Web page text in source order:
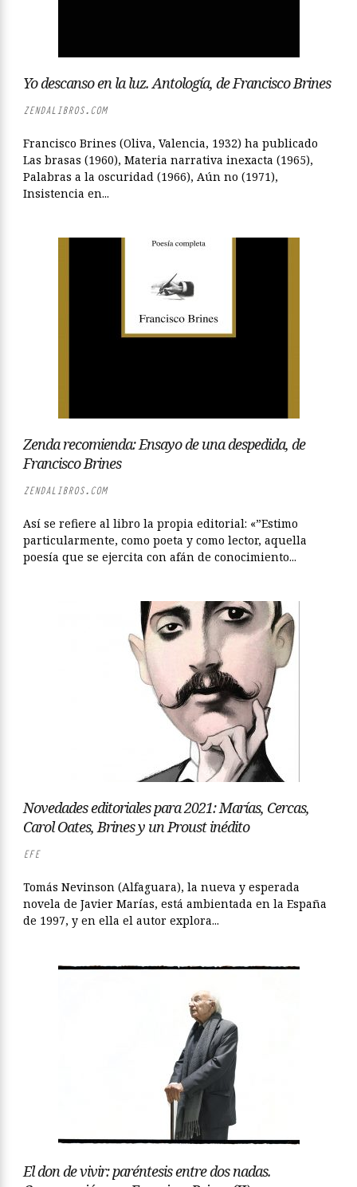
Yo descanso en la luz. Antología, de Francisco Brines
ZENDALIBROS.COM
Francisco Brines (Oliva, Valencia, 1932) ha publicado
Las brasas (1960), Materia narrativa inexacta (1965),
Palabras a la oscuridad (1966), Aún no (1971),
Insistencia en...
Zenda recomienda: Ensayo de una despedida, de
Francisco Brines
ZENDALIBROS.COM
Así se refiere al libro la propia editorial: «”Estimo
particularmente, como poeta y como lector, aquella
poesía que se ejercita con afán de conocimiento...
Novedades editoriales para 2021: Marías, Cercas,
Carol Oates, Brines y un Proust inédito
EFE
Tomás Nevinson (Alfaguara), la nueva y esperada
novela de Javier Marías, está ambientada en la España
de 1997, y en ella el autor explora...
El don de vivir: paréntesis entre dos nadas.